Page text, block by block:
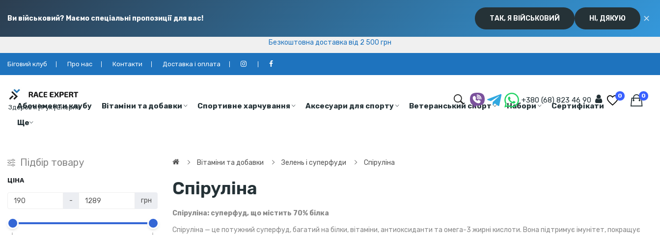
Ви військовий? Маємо спеціальні пропозиції для вас! ТАК, Я ВІЙСЬКОВИЙ НІ, ДЯКУЮ ✕
Безкоштовна доставка від 2 500 грн
Безкоштовна доставка від 2 500 грн
Біговий клуб Про нас Контакти Доставка і оплата
Здоров’я | Рух | Енергія
Абонементи клубу Вітаміни та добавки Спортивне харчування Аксесуари для спорту Ветеранський спорт Набори
Сертифікати
Ще
+380 (68) 823 46 90 0 0
Підбір товару
ЦІНА
- грн
Вітаміни та добавки Зелень і суперфуди Спіруліна
Спіруліна
Спіруліна: суперфуд, що містить 70% білка
Спіруліна — це потужний суперфуд, багатий на білки, вітаміни, антиоксиданти та омега-3 жирні кислоти. Вона підтримує імунітет, покращує